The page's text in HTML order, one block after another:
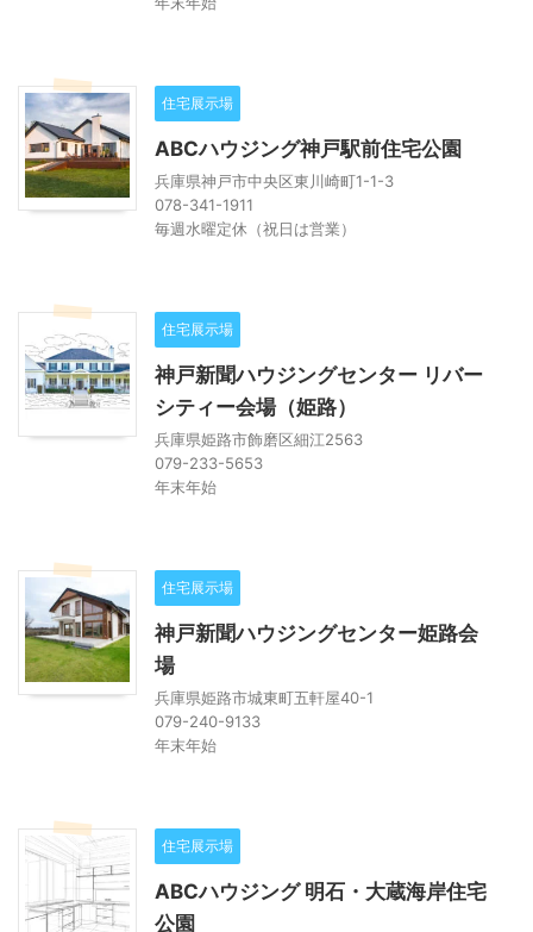
住宅展示場
ABCハウジング神戸駅前住宅公園
兵庫県神戸市中央区東川崎町1-1-3
078-341-1911
毎週水曜定休（祝日は営業）
住宅展示場
神戸新聞ハウジングセンター リバー
シティー会場（姫路）
兵庫県姫路市飾磨区細江2563
079-233-5653
年末年始
住宅展示場
神戸新聞ハウジングセンター姫路会
場
兵庫県姫路市城東町五軒屋40-1
079-240-9133
年末年始
住宅展示場
ABCハウジング 明石・大蔵海岸住宅
公園